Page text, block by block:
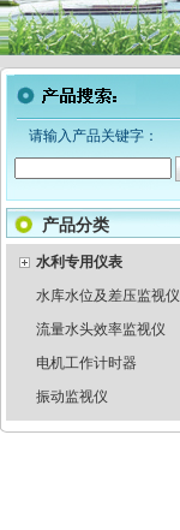
请输入产品关键字：
产品分类
水利专用仪表
水库水位及差压监视仪
流量水头效率监视仪
电机工作计时器
振动监视仪